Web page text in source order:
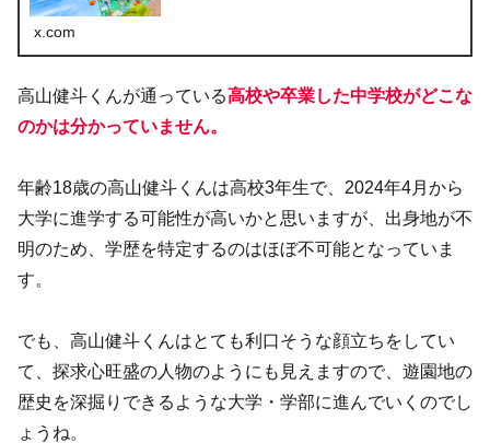
x.com
高山健斗くんが通っている高校や卒業した中学校がどこな
のかは分かっていません。
年齢18歳の高山健斗くんは高校3年生で、2024年4月から
大学に進学する可能性が高いかと思いますが、出身地が不
明のため、学歴を特定するのはほぼ不可能となっていま
す。
でも、高山健斗くんはとても利口そうな顔立ちをしてい
て、探求心旺盛の人物のようにも見えますので、遊園地の
歴史を深掘りできるような大学・学部に進んでいくのでし
ょうね。